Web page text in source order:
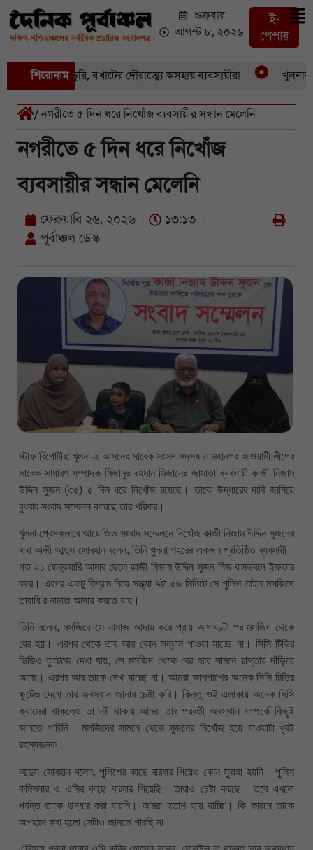
শুক্রবার
আগস্ট ৮, ২০২৬
ই-
পেপার
শিরোনাম
পর একচুরি, বখাটের দৌরাত্ম্যে অসহায় ব্যবসায়ীরা খুলনার
/ নগরীতে ৫ দিন ধরে নিখোঁজ ব্যবসায়ীর সন্ধান মেলেনি
নগরীতে ৫ দিন ধরে নিখোঁজ
ব্যবসায়ীর সন্ধান মেলেনি
ফেব্রুয়ারি ২৬, ২০২৬
১৩:১৩
পূর্বাঞ্চল ডেস্ক
স্টাফ রিপোর্টার: খুলনা-২ আসনের সাবেক সংসদ সদস্য ও মহানগর আওয়ামী লীগের
সাবেক সাধারণ সম্পাদক মিজানুর রহমান মিজানের জামাতা ব্যবসায়ী কাজী নিজাম
উদ্দিন সুজন (৩৫) ৫ দিন ধরে নিখোঁজ রয়েছে। তাকে উদ্ধারের দাবি জানিয়ে
বুধবার সংবাদ সম্মেলন করেছে তার পরিবার।
খুলনা প্রেসক্লাবে আয়োজিত সংবাদ সম্মেলনে নিখোঁজ কাজী নিজাম উদ্দিন সুজনের
বাবা কাজী আব্দুস সোবহান বলেন, তিনি খুলনা শহরের একজন প্রতিষ্ঠিত ব্যবসায়ী।
গত ২১ ফেব্রুয়ারি আমার ছেলে কাজী নিজাম উদ্দিন সুজন নিজ বাসভবনে ইফতার
করে। এরপর একটু বিশ্রাম নিয়ে সন্ধ্যা ৭টা ৫৬ মিনিটে সে পুলিশ লাইন মসজিদে
তারাবি’র নামাজ আদায় করতে যায়।
তিনি বলেন, মসজিদে সে নামাজ আদায় করে প্রায় আধাঘণ্টা পর মসজিদ থেকে
বের হয়। এরপর থেকে তার আর কোন সন্ধান পাওয়া যাচ্ছে না। সিসি টিভির
ভিডিও ফুটেজে দেখা যায়, সে মসজিদ থেকে বের হয়ে সামনে রাস্তায় দাঁড়িয়ে
আছে। এরপর আর তাকে দেখা যাচ্ছে না। আমরা আশপাশের অনেক সিসি টিভির
ফুটেজ দেখে তার অবস্থান জানার চেষ্টা করি। কিন্তু ওই এলাকায় অনেক সিসি
ক্যামেরা থাকলেও তা নষ্ট থাকায় আমরা তার পরবর্তী অবস্থান সম্পর্কে কিছুই
জানতে পারিনি। মসজিদের সামনে থেকে সুজনের নিখোঁজ হয়ে যাওয়াটা খুবই
রহস্যজনক।
আব্দুস সোবহান বলেন, পুলিশের কাছে বারবার গিয়েও কোন সুরাহা হয়নি। পুলিশ
কমিশনার ও ওসির কাছে বারবার গিয়েছি। তারাও চেষ্টা করছে। তবে এখনো
পর্যন্ত তাকে উদ্ধার করা যায়নি। আমরা হতাশ হয়ে যাচ্ছি। কি কারনে তাকে
অপহরন করা হলো সেটাও জানতে পারছি না।